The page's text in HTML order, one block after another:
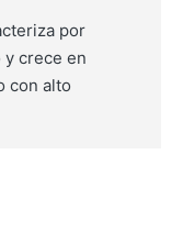
por
crece en
con alto